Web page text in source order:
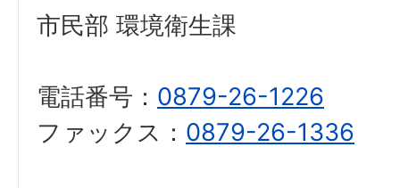
市民部 環境衛生課
電話番号： 0879-26-1226
ファックス： 0879-26-1336